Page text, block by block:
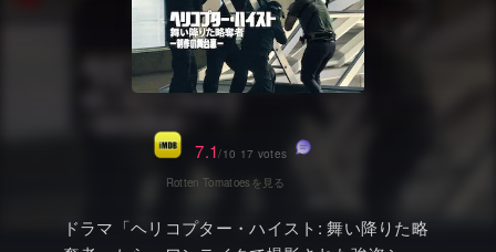
国内映画
アジアTV番組・ドラマ
アニメ
Netflix配信作品カスタム検索
トレンド
Netflix・VOD総合News
ドラマ「ヘリコプター・ハイスト: 舞い降りた略
7.1/10 17 votes